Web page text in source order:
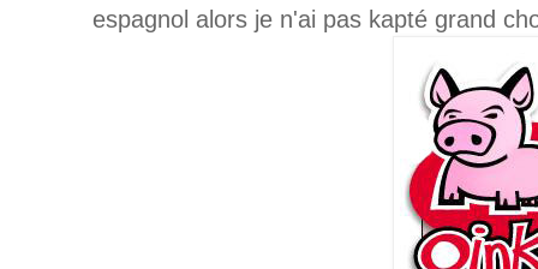
espagnol alors je n'ai pas kapté grand